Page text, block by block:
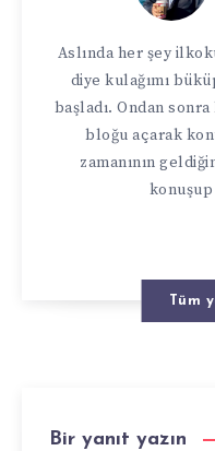
Aslında her şey
diye kulağımı
başladı. Ondan sonra
bloğu açarak
zamanının
konuşup
Tüm
Bir yanıt yazın